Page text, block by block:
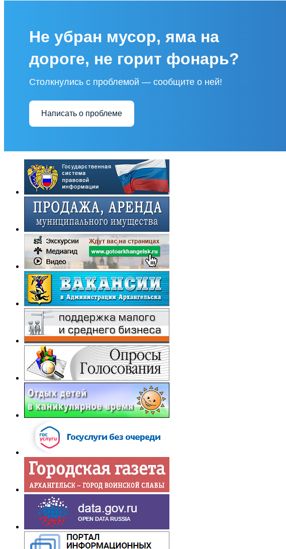
Не убран мусор, яма на
дороге, не горит фонарь?
Столкнулись с проблемой — сообщите о ней!
Написать о проблеме